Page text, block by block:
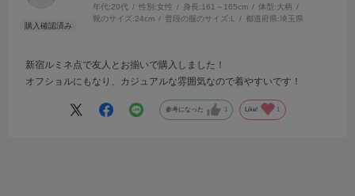
年代:20代 性別:女性 身長:161～165cm 体型:大柄
靴のサイズ:24cm 普段の服のサイズ:L 都道府県:埼玉県
新宿ルミネ点で友人とお揃いで購入しました！
オフショルにもなり、カジュアルな雰囲気なので着やすいです！
参考になった 1 Like! 1